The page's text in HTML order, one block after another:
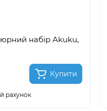
набір Akuku,
Купити
рахунок